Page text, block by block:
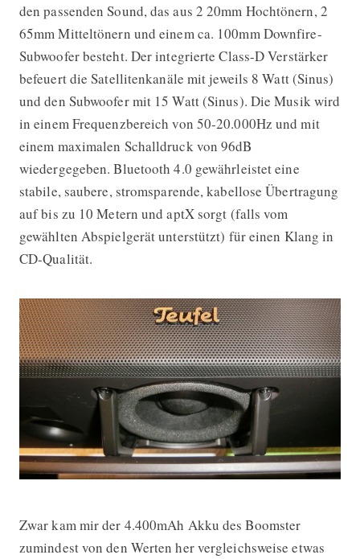
den passenden Sound, das aus 2 20mm Hochtönern, 2
65mm Mitteltönern und einem ca. 100mm Downfire-
Subwoofer besteht. Der integrierte Class-D Verstärker
befeuert die Satellitenkanäle mit jeweils 8 Watt (Sinus)
und den Subwoofer mit 15 Watt (Sinus). Die Musik wird
in einem Frequenzbereich von 50-20.000Hz und mit
einem maximalen Schalldruck von 96dB
wiedergegeben. Bluetooth 4.0 gewährleistet eine
stabile, saubere, stromsparende, kabellose Übertragung
auf bis zu 10 Metern und aptX sorgt (falls vom
gewählten Abspielgerät unterstützt) für einen Klang in
CD-Qualität.
Zwar kam mir der 4.400mAh Akku des Boomster
zumindest von den Werten her vergleichsweise etwas